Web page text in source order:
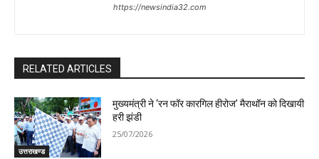
https://newsindia32.com
RELATED ARTICLES
उत्तराखण्ड
मुख्यमंत्री ने ‘रन फॉर कारगिल हीरोज’ मैराथॉन को दिखायी
हरी झंडी
25/07/2026